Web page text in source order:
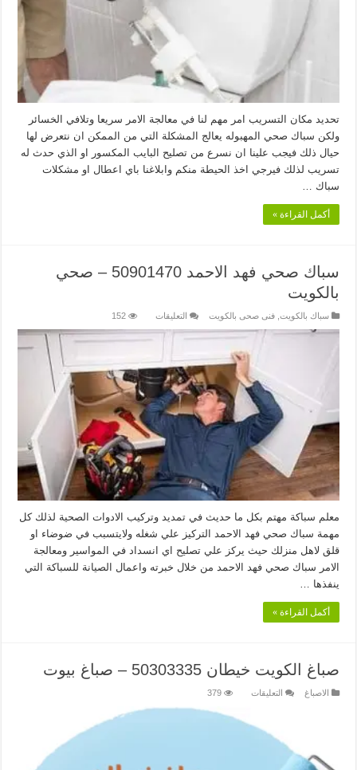
تحديد مكان التسريب امر مهم لنا في معالجة الامر سريعا وتلافي الخسائر
ولكن سباك صحي المهبوله يعالج المشكلة التي من الممكن ان نتعرض لها
حيال ذلك فيجب علينا ان نسرع من تصليح البايب المكسور او الذي حدث له
تسريب لذلك فيرجي اخذ الحيطة منكم وابلاغنا باي اعطال او مشكلات
سباك …
أكمل القراءة »
سباك صحي فهد الاحمد 50901470 – صحي
بالكويت
سباك بالكويت ,فنى صحى بالكويت التعليقات
صحي
50901470
–
صحي
بالكويت
مغلقة
152
معلم سباكة مهتم بكل ما حديث في تمديد وتركيب الادوات الصحية لذلك كل
مهمة سباك صحي فهد الاحمد التركيز علي شغله ولايتسبب في ضوضاء او
قلق لاهل منزلك حيث يركز علي تصليح اي انسداد في المواسير ومعالجة
الامر سباك صحي فهد الاحمد من خلال خبرته واعمال الصيانة للسباكة التي
ينفذها …
أكمل القراءة »
صباغ الكويت خيطان 50303335 – صباغ بيوت
الاصباغ التعليقات
الكويت
خيطان
379